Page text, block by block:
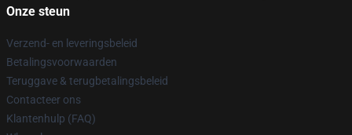
Onze steun
Verzend- en leveringsbeleid
Betalingsvoorwaarden
Teruggave & terugbetalingsbeleid
Contacteer ons
Klantenhulp (FAQ)